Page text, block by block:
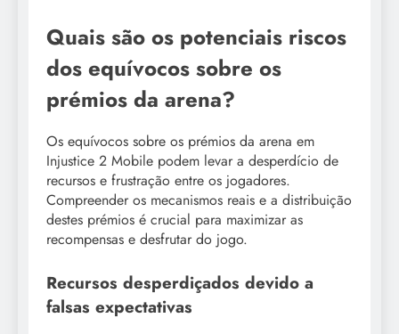
Quais são os potenciais riscos
dos equívocos sobre os
prémios da arena?
Os equívocos sobre os prémios da arena em
Injustice 2 Mobile podem levar a desperdício de
recursos e frustração entre os jogadores.
Compreender os mecanismos reais e a distribuição
destes prémios é crucial para maximizar as
recompensas e desfrutar do jogo.
Recursos desperdiçados devido a
falsas expectativas